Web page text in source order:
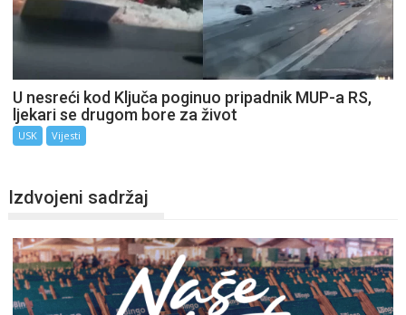
U nesreći kod Ključa poginuo pripadnik MUP-a RS,
ljekari se drugom bore za život
USK Vijesti
Izdvojeni sadržaj